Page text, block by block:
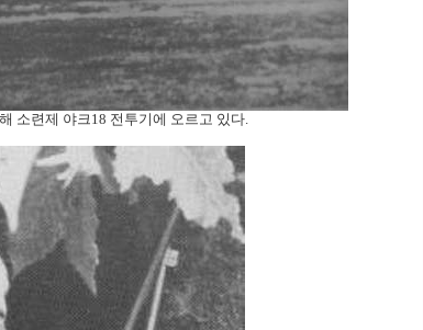
소련제 야크18 전투기에 오르고 있다.